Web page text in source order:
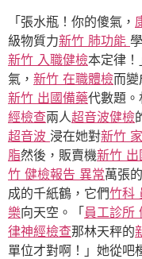
「張水瓶！你的傻氣，
級物質力新竹 肺功能
新竹 入職健檢本定律
氣， 新竹 在職體檢而變
新竹 出國備藥代數題。
經檢查兩人超音波健檢
超音波 浸在她對新竹
脂然後，販賣機新竹 出
竹 健檢報告 異常萬張的
成的千紙鶴，它們竹科
樂向天空。「 員工診所
律神經檢查那林天秤的
單位才對啊！」她從吧